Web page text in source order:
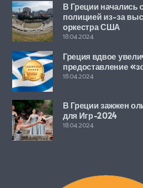
В Греции начались
полицией из-за
оркестра США
18.04.2024
Греция вдвое
предоставление
18.04.2024
В Греции зажжен
для Игр-2024
18.04.2024